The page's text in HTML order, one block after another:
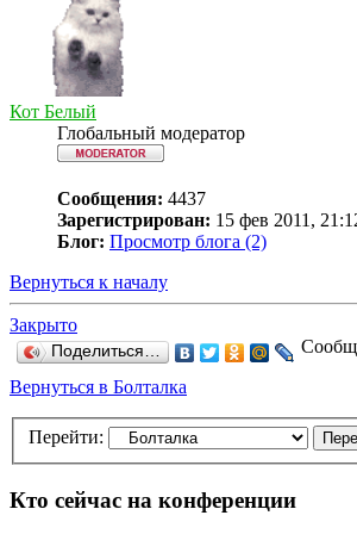
Кот Белый
Глобальный модератор
Сообщения: 4437
Зарегистрирован: 15 фев 2011,
Блог: Просмотр блога (2)
Вернуться к началу
Закрыто
Поделиться…
Вернуться в Болталка
Перейти:
Кто сейчас на конференции